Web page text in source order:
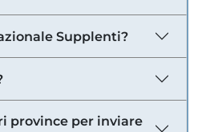
Supplenti?
province per inviare